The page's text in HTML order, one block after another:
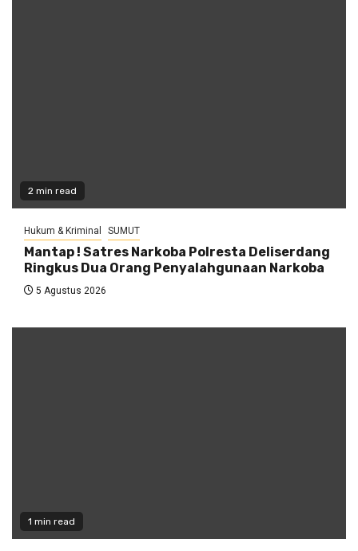
2 min read
Hukum & Kriminal SUMUT
Mantap ! Satres Narkoba Polresta Deliserdang
Ringkus Dua Orang Penyalahgunaan Narkoba
5 Agustus 2026
1 min read